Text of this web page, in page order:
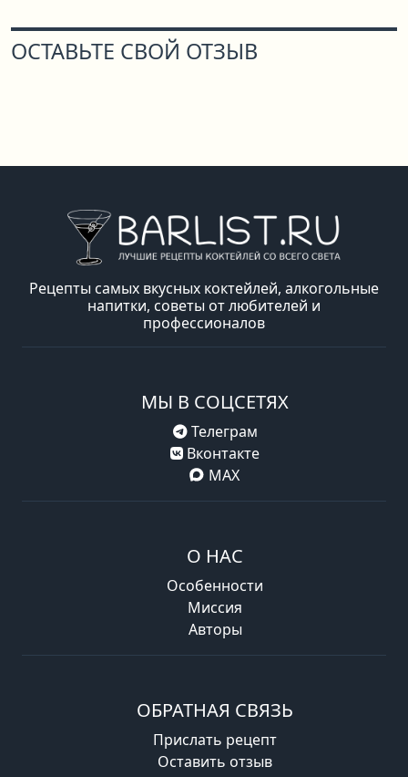
ОСТАВЬТЕ СВОЙ ОТЗЫВ
Рецепты самых вкусных коктейлей, алкогольные
напитки, советы от любителей и
профессионалов
МЫ В СОЦСЕТЯХ
Телеграм
Вконтакте
MAX
О НАС
Особенности
Миссия
Авторы
ОБРАТНАЯ СВЯЗЬ
Прислать рецепт
Оставить отзыв